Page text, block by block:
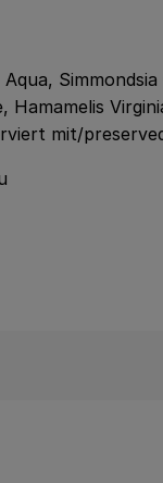
mit/